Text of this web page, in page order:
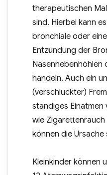
therapeutischen
sind. Hierbei kann
bronchiale oder
Entzündung der
Nasennebenhöhlen
handeln. Auch ein
(verschluckter)
ständiges
wie
können die Ursache
Kleinkinder können